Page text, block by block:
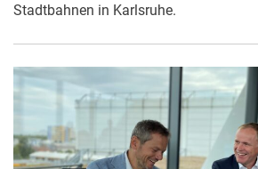
Stadtbahnen in Karlsruhe.